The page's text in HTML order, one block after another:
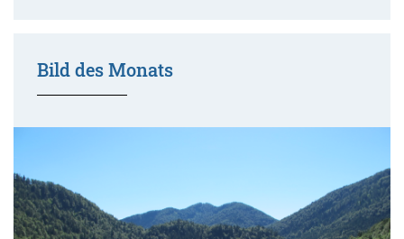
Bild des Monats